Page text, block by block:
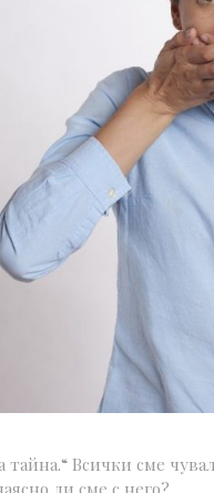
тайна.“ Всички сме